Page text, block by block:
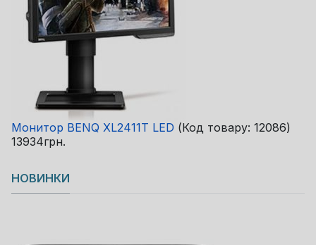
Монитор BENQ XL2411T LED (Код товару: 12086)
13934грн.
НОВИНКИ